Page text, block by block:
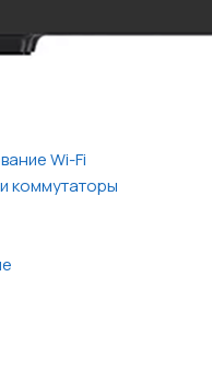
Wi-Fi
коммутаторы